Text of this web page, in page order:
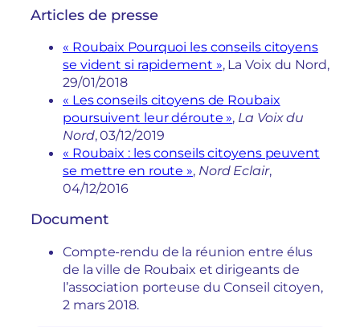
Articles de presse
« Roubaix Pourquoi les conseils citoyens
se vident si rapidement », La Voix du Nord,
29/01/2018
« Les conseils citoyens de Roubaix
poursuivent leur déroute », La Voix du
Nord, 03/12/2019
« Roubaix : les conseils citoyens peuvent
se mettre en route », Nord Eclair,
04/12/2016
Document
Compte-rendu de la réunion entre élus
de la ville de Roubaix et dirigeants de
l’association porteuse du Conseil citoyen,
2 mars 2018.